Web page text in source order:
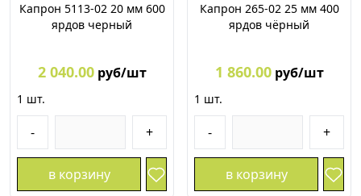
Капрон 5113-02 20 мм 600
ярдов черный
2 040.00 руб/шт
1 шт.
- +
в корзину
Капрон 265-02 25 мм 400
ярдов чёрный
1 860.00 руб/шт
1 шт.
- +
в корзину